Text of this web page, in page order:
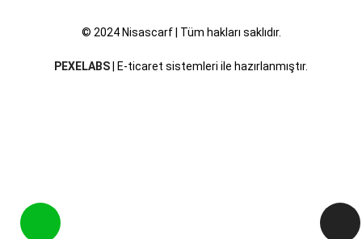
© 2024 Nisascarf | Tüm hakları saklıdır.
PEXELABS | E-ticaret sistemleri ile hazırlanmıştır.